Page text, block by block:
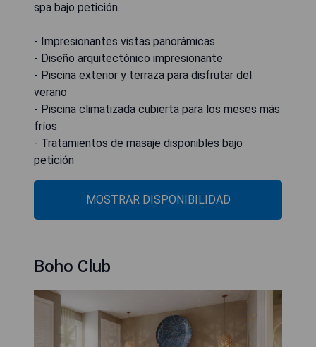
spa bajo petición.
- Impresionantes vistas panorámicas
- Diseño arquitectónico impresionante
- Piscina exterior y terraza para disfrutar del
verano
- Piscina climatizada cubierta para los meses más
fríos
- Tratamientos de masaje disponibles bajo
petición
MOSTRAR DISPONIBILIDAD
Boho Club